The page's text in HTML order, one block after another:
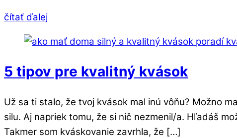
čítať ďalej
5 tipov pre kvalitný kvások
Už sa ti stalo, že tvoj kvások mal inú vôňu? Možno
silu. Aj napriek tomu, že si nič nezmenil/a. Hľadáš
Takmer som kváskovanie zavrhla, že […]